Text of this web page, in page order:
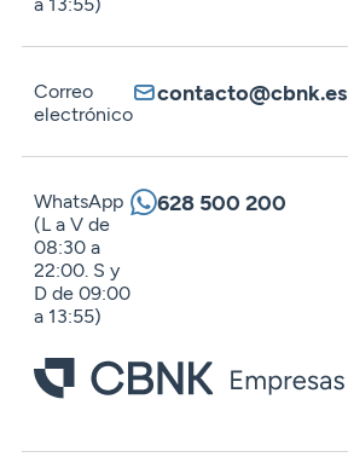
Servicios
Seguros
Seguros
Seguros
ES
Correo
electrónico
contacto@cbnk.es
WhatsApp
(L a V de
08:30 a
22:00. S y
D de 09:00
a 13:55)
628 500 200